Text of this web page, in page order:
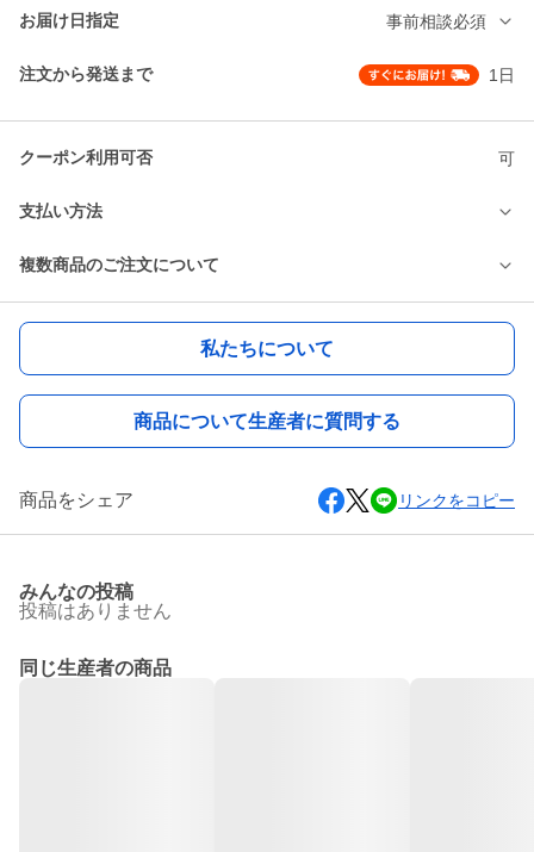
お届け日指定 事前相談必須
注文から発送まで 1日
クーポン利用可否 可
支払い方法
複数商品のご注文について
私たちについて
商品について生産者に質問する
商品をシェア リンクをコピー
みんなの投稿
投稿はありません
同じ生産者の商品